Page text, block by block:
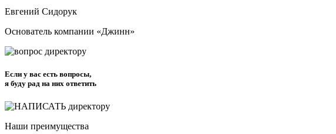
Евгений Сидорук
Основатель компании «Джинн»
Если у вас есть вопросы,
я буду рад на них ответить
Наши преимущества